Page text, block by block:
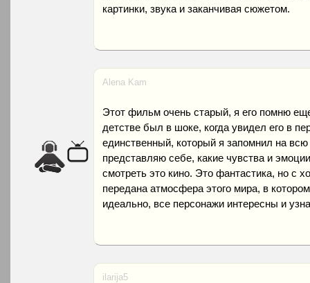
картинки, звука и заканчивая сюжетом.
Alena Kam
Этот фильм очень старый, я его помню
детстве был в шоке, когда увидел его в
единственный, который я запомнил на
представляю себе, какие чувства и
смотреть это кино. Это фантастика, но с
передана атмосфера этого мира, в
идеально, все персонажи интересны и
ilarija5